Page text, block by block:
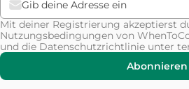
Mit deiner Registrierung akzeptierst
Nutzungsbedingungen von
und die Datenschutzrichtlinie unter
Abonnieren